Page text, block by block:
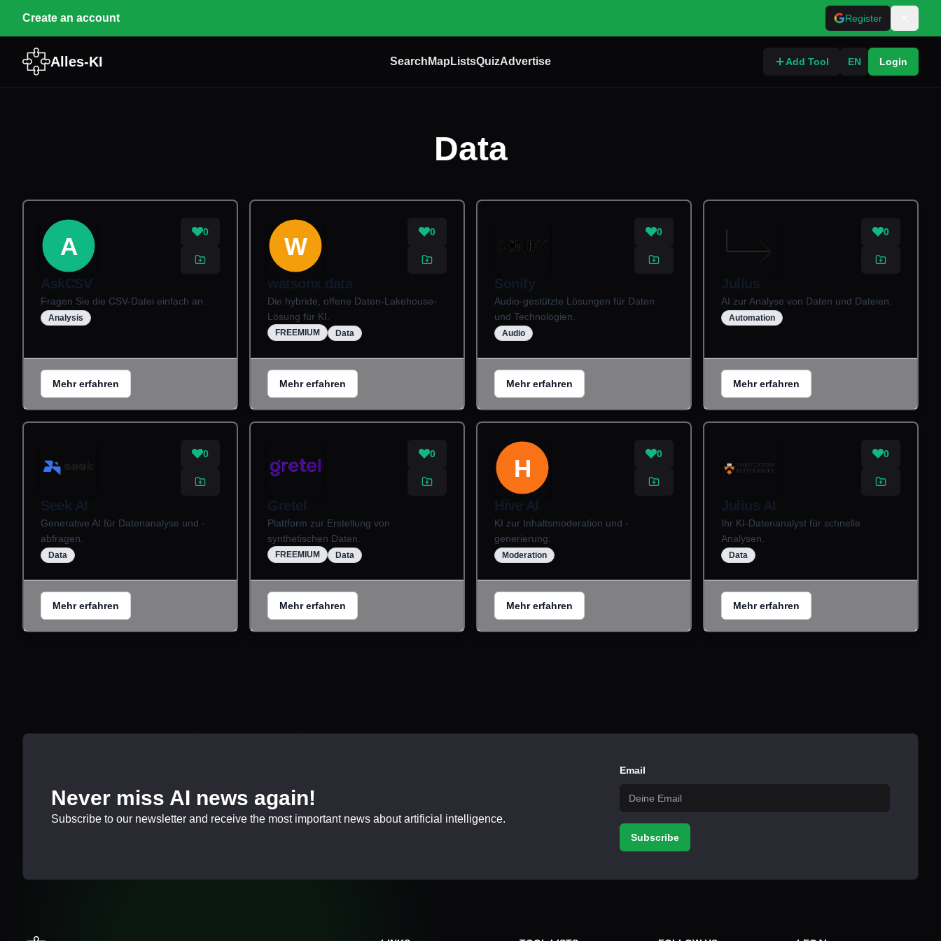
Create an account Register
Alles-KI Search Map ListsQuizAdvertise Add Tool EN Login
Data
A
0
AskCSV
Fragen Sie die CSV-Datei einfach an.
Analysis
Mehr erfahren
W
0
watsonx.data
Die hybride, offene Daten-Lakehouse-
Lösung für KI.
FREEMIUM Data
Mehr erfahren
0
Sonify
Audio-gestützte Lösungen für Daten
und Technologien.
Audio
Mehr erfahren
0
Julius
AI zur Analyse von Daten und Dateien.
Automation
Mehr erfahren
0
Seek AI
Generative AI für Datenanalyse und -
abfragen.
Data
Mehr erfahren
0
Gretel
Plattform zur Erstellung von
synthetischen Daten.
FREEMIUM Data
Mehr erfahren
H
0
Hive AI
KI zur Inhaltsmoderation und -
generierung.
Moderation
Mehr erfahren
0
Julius AI
Ihr KI-Datenanalyst für schnelle
Analysen.
Data
Mehr erfahren
Never miss AI news again!
Subscribe to our newsletter and receive the most important news about artificial intelligence.
Email
Subscribe